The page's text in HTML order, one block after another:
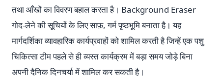
तथा आँखों का विवरण बहाल करता है। Background Eraser
गोद-लेने की सूचियों के लिए साफ़, गर्म पृष्ठभूमि बनाता है। यह
मार्गदर्शिका व्यावहारिक कार्यप्रवाहों को शामिल करती है जिन्हें एक पशु
चिकित्सा टीम पहले से ही व्यस्त कार्यक्रम में बड़ा समय जोड़े बिना
अपनी दैनिक दिनचर्या में शामिल कर सकती है।